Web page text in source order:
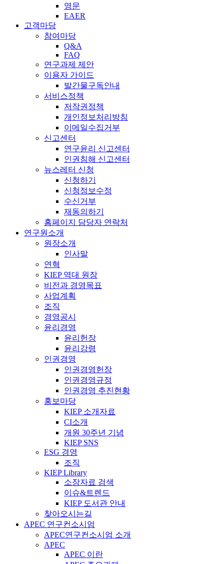
영문
EAER
고객마당
참여마당
Q&A
FAQ
연구과제 제안
이용자 가이드
발간물구독안내
서비스정책
저작권정책
개인정보처리방침
이메일수집거부
신고센터
연구윤리 신고센터
인권침해 신고센터
뉴스레터 신청
신청하기
신청정보수정
수신거부
재동의하기
홈페이지 담당자 연락처
연구원소개
원장소개
인사말
연혁
KIEP 역대 원장
비전과 경영목표
사업계획
조직
경영공시
윤리경영
윤리헌장
윤리강령
인권경영
인권경영헌장
인권경영규정
인권경영 추진현황
홍보마당
KIEP 소개자료
CI소개
개원 30주년 기념
KIEP SNS
ESG 경영
조직
KIEP Library
소장자료 검색
이슈&트렌드
KIEP 도서관 안내
찾아오시는길
APEC 연구컨소시엄
APEC연구컨소시엄 소개
APEC
APEC 이란